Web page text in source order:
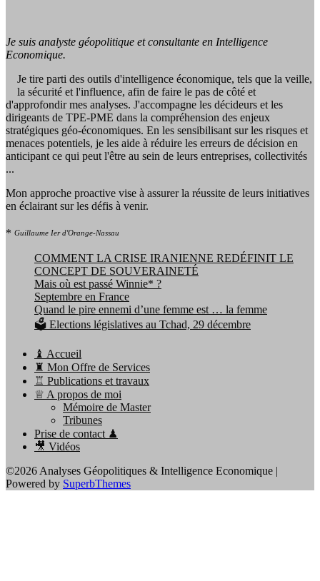
Je suis analyste géopolitique et consultante en Intelligence
Economique.
Je tire parti des outils d'intelligence économique, tels que la veille,
la sécurité et l'influence, afin de faire le pas de côté et
d'approfondir mes analyses. J'accompagne les décideurs et les
dirigeants de TPE-PME dans la compréhension des enjeux
stratégiques géo-économiques. En les sensibilisant sur les risques et
menaces potentiels, je les aide à réduire les erreurs de décision en
anticipant ce qui peut l'être au sein de leurs entreprises, collectivités
...
Mon approche proactive vise à assurer la réussite de leurs initiatives
en éclairant sur les défis à venir.
* Guillaume Ier d'Orange-Nassau
COMMENT LA CRISE IRANIENNE REDÉFINIT LE
CONCEPT DE SOUVERAINETÉ
Mais où est passé Winnie* ?
Septembre en France
Quand le pire ennemi d’une femme est … la femme
🗳️ Elections législatives au Tchad, 29 décembre
♝ Accueil
♜ Mon Offre de Services
♖ Publications et travaux
♕ A propos de moi
Mémoire de Master
Tribunes
Prise de contact ♟
🎥 Vidéos
©2026 Analyses Géopolitiques & Intelligence Economique |
Powered by SuperbThemes